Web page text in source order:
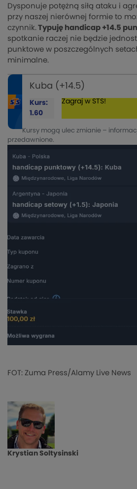
Dysponuje potężną siłą ataku i
przy naszej nierównej formie to
czynnik. Typuję handicap +14.5
spotkanie raczej nie będzie
punktowe w poszczególnych
minimalne.
Kuba (+14.5)
Kurs:
1.60
Zagraj w STS!
Kursy mogą ulec zmianie –
przedawnione.
FOT: Zuma Press/Alamy Live News
Krystian Soltysinski